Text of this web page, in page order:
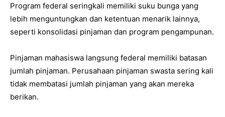
Program federal seringkali memiliki suku bunga yang
lebih menguntungkan dan ketentuan menarik lainnya,
seperti konsolidasi pinjaman dan program pengampunan.
Pinjaman mahasiswa langsung federal memiliki batasan
jumlah pinjaman. Perusahaan pinjaman swasta sering kali
tidak membatasi jumlah pinjaman yang akan mereka
berikan.